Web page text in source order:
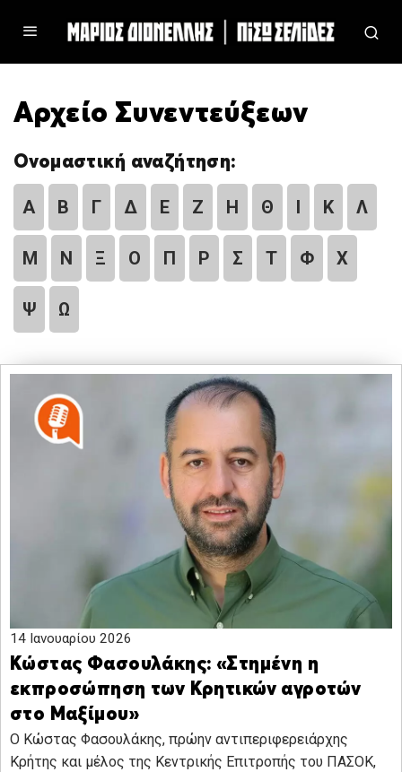
Αρχείο Συνεντεύξεων
Ονομαστική αναζήτηση:
Α Β Γ Δ Ε Ζ Η Θ Ι Κ Λ
Μ Ν Ξ Ο Π Ρ Σ Τ Φ Χ
Ψ Ω
14 Ιανουαρίου 2026
Κώστας Φασουλάκης: «Στημένη η
εκπροσώπηση των Κρητικών αγροτών
στο Μαξίμου»
Ο Κώστας Φασουλάκης, πρώην αντιπεριφερειάρχης
Κρήτης και μέλος της Κεντρικής Επιτροπής του ΠΑΣΟΚ,